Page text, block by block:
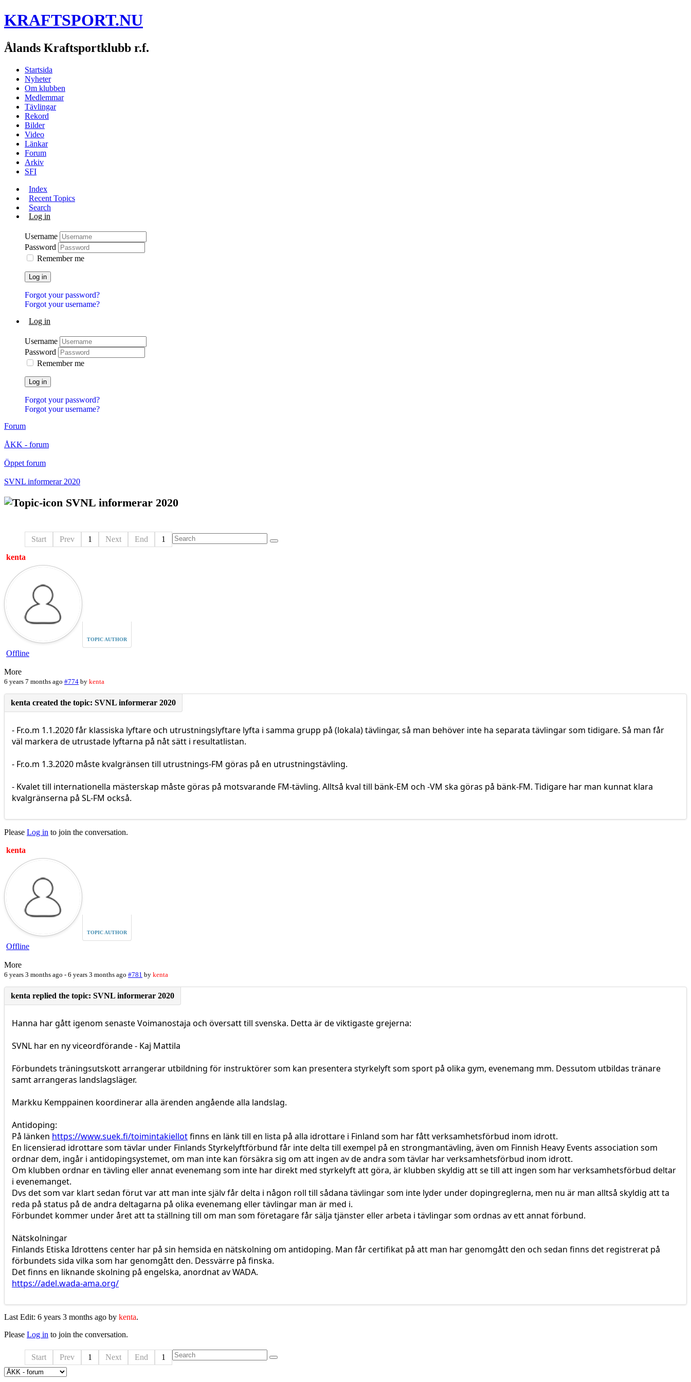
KRAFTSPORT.NU
Ålands Kraftsportklubb r.f.
Startsida
Nyheter
Om klubben
Medlemmar
Tävlingar
Rekord
Bilder
Video
Länkar
Forum
Arkiv
SFI
Index
Recent Topics
Search
Log in
Username
Password
Remember me
Log in
Forgot your password?
Forgot your username?
Log in
Username
Password
Remember me
Log in
Forgot your password?
Forgot your username?
Forum
ÅKK - forum
Öppet forum
SVNL informerar 2020
SVNL informerar 2020
Start Prev 1 Next End 1
kenta
TOPIC AUTHOR
Offline
More
6 years 7 months ago #774 by kenta
- Fr.o.m 1.1.2020 får klassiska lyftare och utrustningslyftare lyfta i samma grupp på (lokala) tävlingar, så man behöver inte ha separata tävlingar som tidigare. Så man får
väl markera de utrustade lyftarna på nåt sätt i resultatlistan.
- Fr.o.m 1.3.2020 måste kvalgränsen till utrustnings-FM göras på en utrustningstävling.
- Kvalet till internationella mästerskap måste göras på motsvarande FM-tävling. Alltså kval till bänk-EM och -VM ska göras på bänk-FM. Tidigare har man kunnat klara
kvalgränserna på SL-FM också.
Please Log in to join the conversation.
kenta
TOPIC AUTHOR
Offline
More
6 years 3 months ago - 6 years 3 months ago #781 by kenta
Hanna har gått igenom senaste Voimanostaja och översatt till svenska. Detta är de viktigaste grejerna:
SVNL har en ny viceordförande - Kaj Mattila
Förbundets träningsutskott arrangerar utbildning för instruktörer som kan presentera styrkelyft som sport på olika gym, evenemang mm. Dessutom utbildas tränare
samt arrangeras landslagsläger.
Markku Kemppainen koordinerar alla ärenden angående alla landslag.
Antidoping:
På länken https://www.suek.fi/toimintakiellotfinns en länk till en lista på alla idrottare i Finland som har fått verksamhetsförbud inom idrott.
En licensierad idrottare som tävlar under Finlands Styrkelyftförbund får inte delta till exempel på en strongmantävling, även om Finnish Heavy Events association som
ordnar dem, ingår i antidopingsystemet, om man inte kan försäkra sig om att ingen av de andra som tävlar har verksamhetsförbud inom idrott.
Om klubben ordnar en tävling eller annat evenemang som inte har direkt med styrkelyft att göra, är klubben skyldig att se till att ingen som har verksamhetsförbud deltar
i evenemanget.
Dvs det som var klart sedan förut var att man inte själv får delta i någon roll till sådana tävlingar som inte lyder under dopingreglerna, men nu är man alltså skyldig att ta
reda på status på de andra deltagarna på olika evenemang eller tävlingar man är med i.
Förbundet kommer under året att ta ställning till om man som företagare får sälja tjänster eller arbeta i tävlingar som ordnas av ett annat förbund.
Nätskolningar
Finlands Etiska Idrottens center har på sin hemsida en nätskolning om antidoping. Man får certifikat på att man har genomgått den och sedan finns det registrerat på
förbundets sida vilka som har genomgått den. Dessvärre på finska.
Det finns en liknande skolning på engelska, anordnat av WADA.
https://adel.wada-ama.org/
Last Edit: 6 years 3 months ago by kenta.
Please Log in to join the conversation.
Start Prev 1 Next End 1